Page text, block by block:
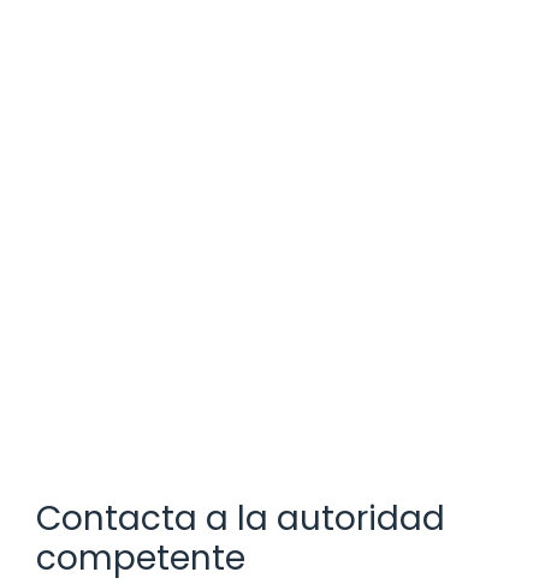
Contacta a la autoridad
competente